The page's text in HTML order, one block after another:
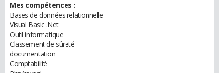
Mes compétences :
Bases de données relationnelle
Visual Basic .Net
Outil informatique
Classement de sûreté
documentation
Comptabilité